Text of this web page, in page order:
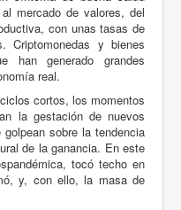
mercado de valores, del
con unas tasas de
Criptomonedas y bienes
han generado grandes
real.
cortos, los momentos
la gestación de nuevos
sobre la tendencia
de la ganancia. En este
tocó techo en
y, con ello, la masa de